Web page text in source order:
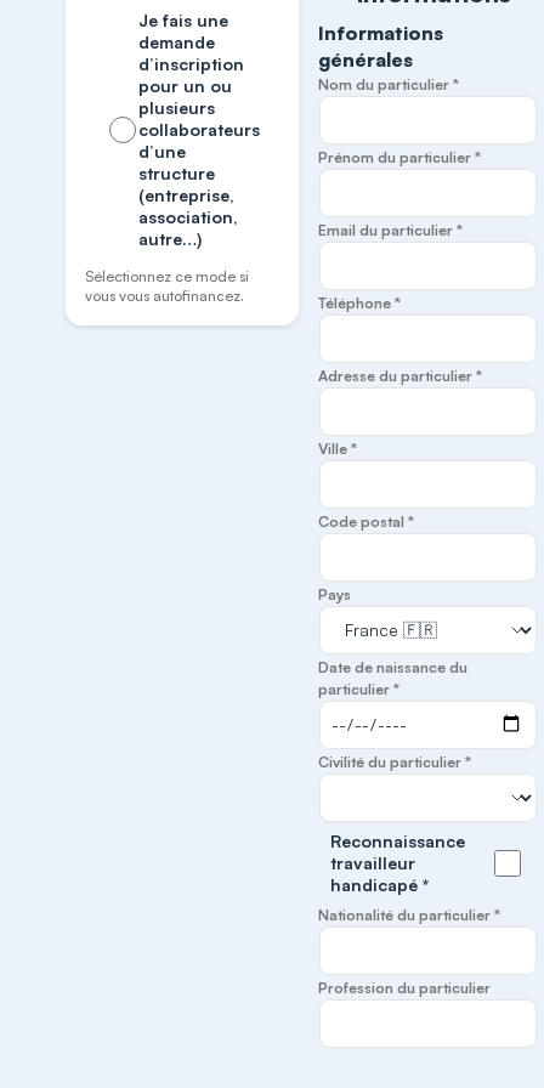
Je fais une
demande
d’inscription
pour un ou
plusieurs
collaborateurs
d’une
structure
(entreprise,
association,
autre…)
Sélectionnez ce mode si
vous vous autofinancez.
Informations
générales
Nom du particulier *
Prénom du particulier *
Email du particulier *
Téléphone *
Adresse du particulier *
Ville *
Code postal *
Pays
Date de naissance du
particulier *
Civilité du particulier *
Reconnaissance
travailleur
handicapé *
Nationalité du particulier *
Profession du particulier